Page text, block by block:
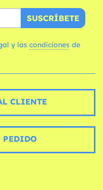
SUSCRÍBETE
y las condiciones
CLIENTE
PEDIDO